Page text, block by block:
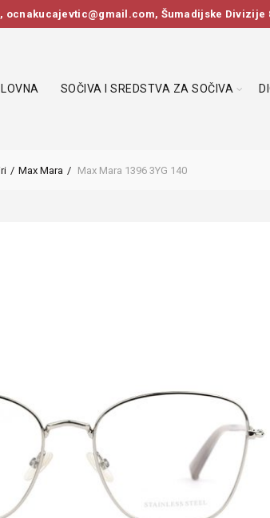
, ocnakucajevtic@gmail.com, Šumadijske Divizije
SOČIVA I SREDSTVA ZA SOČIVA
Max Mara Max Mara 1396 3YG 140